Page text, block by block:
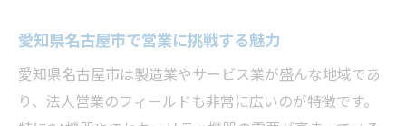
愛知県名古屋市で営業に挑戦する魅力
愛知県名古屋市は製造業やサービス業が盛んな地域であ
り、法人営業のフィールドも非常に広いのが特徴です。